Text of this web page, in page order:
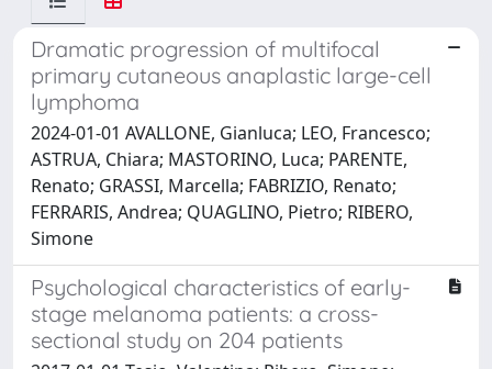
Dramatic progression of multifocal
primary cutaneous anaplastic large-cell
lymphoma
2024-01-01 AVALLONE, Gianluca; LEO, Francesco;
ASTRUA, Chiara; MASTORINO, Luca; PARENTE,
Renato; GRASSI, Marcella; FABRIZIO, Renato;
FERRARIS, Andrea; QUAGLINO, Pietro; RIBERO,
Simone
Psychological characteristics of early-
stage melanoma patients: a cross-
sectional study on 204 patients